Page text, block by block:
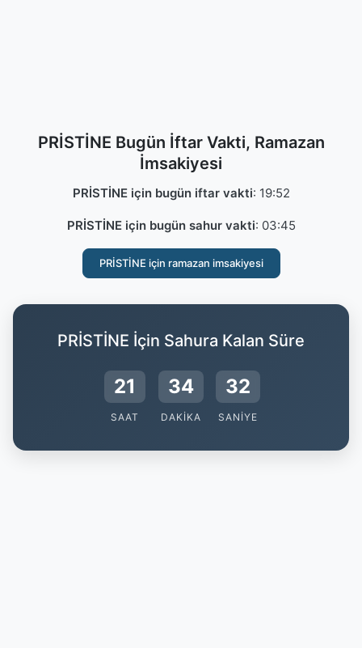
PRİSTİNE Bugün İftar Vakti, Ramazan
İmsakiyesi
PRİSTİNE için bugün iftar vakti: 19:52
PRİSTİNE için bugün sahur vakti: 03:45
PRİSTİNE için ramazan imsakiyesi
PRİSTİNE İçin Sahura Kalan Süre
21
SAAT
34
DAKIKA
31
SANIYE